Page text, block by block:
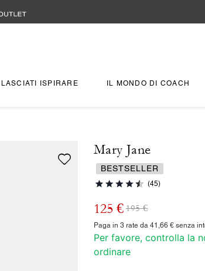
LASCIATI ISPIRARE IL MONDO DI COACH
Mary Jane
BESTSELLER
(45)
125 € 195 €
Paga in 3 rate da 41,66 € senza
Per favore, controlla la
ordinare